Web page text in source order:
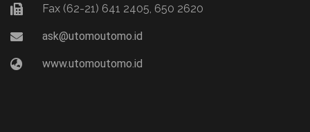
Fax (62-21) 641 2405, 650 2620
ask@utomoutomo.id
www.utomoutomo.id